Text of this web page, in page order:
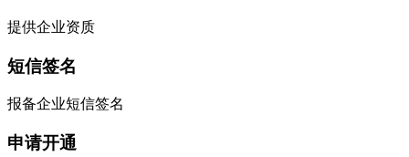
提供企业资质
短信签名
报备企业短信签名
申请开通